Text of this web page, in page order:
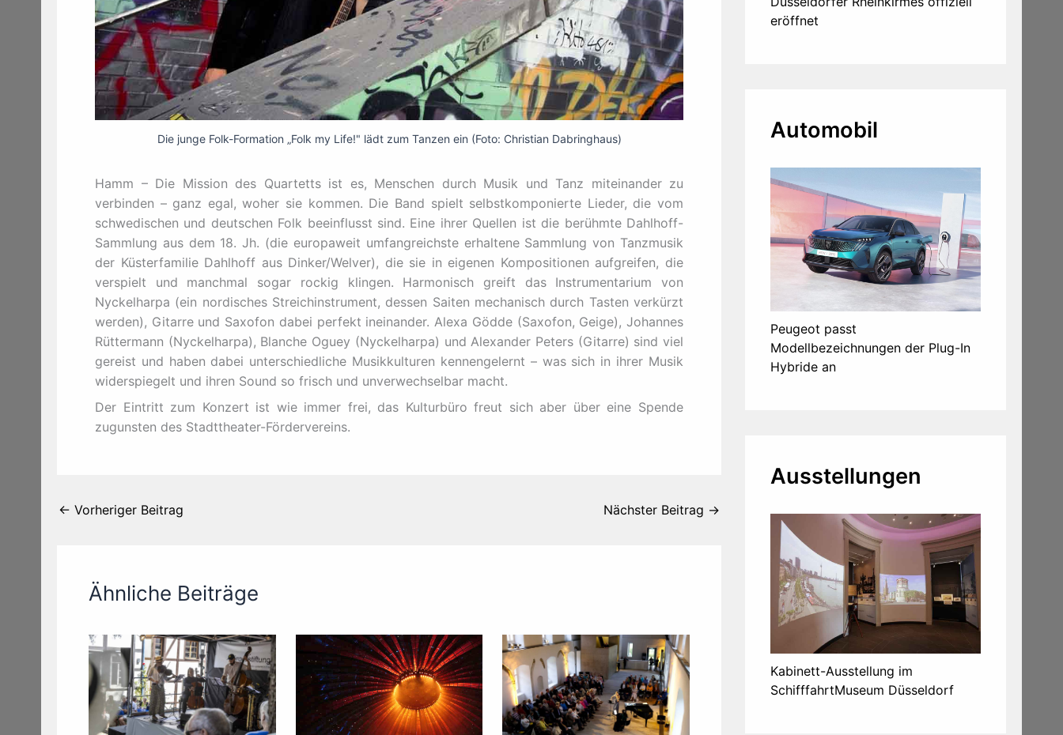
Die junge Folk-Formation „Folk my Life!" lädt zum Tanzen ein (Foto: Christian Dabringhaus)
Hamm – Die Mission des Quartetts ist es, Menschen durch Musik und Tanz miteinander zu
verbinden – ganz egal, woher sie kommen. Die Band spielt selbstkomponierte Lieder, die vom
schwedischen und deutschen Folk beeinflusst sind. Eine ihrer Quellen ist die berühmte Dahlhoff-
Sammlung aus dem 18. Jh. (die europaweit umfangreichste erhaltene Sammlung von Tanzmusik
der Küsterfamilie Dahlhoff aus Dinker/Welver), die sie in eigenen Kompositionen aufgreifen, die
verspielt und manchmal sogar rockig klingen. Harmonisch greift das Instrumentarium von
Nyckelharpa (ein nordisches Streichinstrument, dessen Saiten mechanisch durch Tasten verkürzt
werden), Gitarre und Saxofon dabei perfekt ineinander. Alexa Gödde (Saxofon, Geige), Johannes
Rüttermann (Nyckelharpa), Blanche Oguey (Nyckelharpa) und Alexander Peters (Gitarre) sind viel
gereist und haben dabei unterschiedliche Musikkulturen kennengelernt – was sich in ihrer Musik
widerspiegelt und ihren Sound so frisch und unverwechselbar macht.
Der Eintritt zum Konzert ist wie immer frei, das Kulturbüro freut sich aber über eine Spende
zugunsten des Stadttheater-Fördervereins.
← Vorheriger Beitrag Nächster Beitrag →
Ähnliche Beiträge
eröffnet
Automobil
Peugeot passt
Modellbezeichnungen der Plug-In
Hybride an
Ausstellungen
Kabinett-Ausstellung im
SchifffahrtMuseum Düsseldorf